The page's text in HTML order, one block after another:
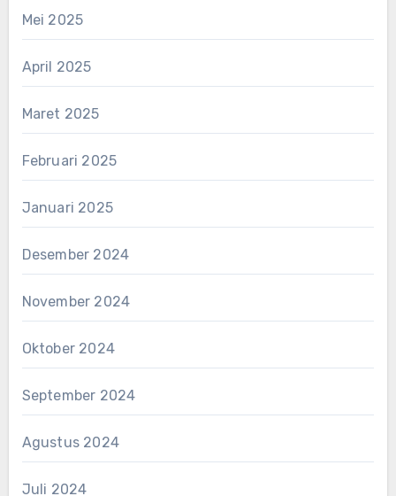
Mei 2025
April 2025
Maret 2025
Februari 2025
Januari 2025
Desember 2024
November 2024
Oktober 2024
September 2024
Agustus 2024
Juli 2024